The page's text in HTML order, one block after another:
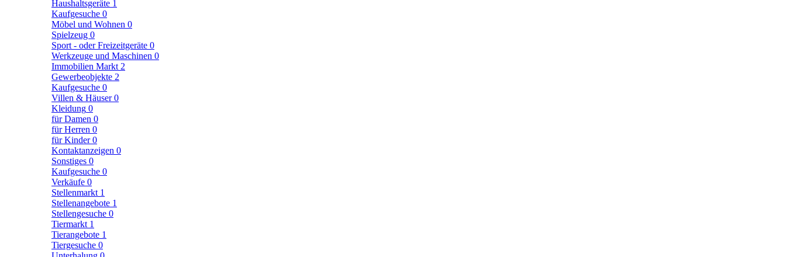
Haushaltsgeräte 1
Kaufgesuche 0
Möbel und Wohnen 0
Spielzeug 0
Sport - oder Freizeitgeräte 0
Werkzeuge und Maschinen 0
Immobilien Markt 2
Gewerbeobjekte 2
Kaufgesuche 0
Villen & Häuser0
Kleidung 0
für Damen 0
für Herren 0
für Kinder0
Kontaktanzeigen 0
Sonstiges 0
Kaufgesuche 0
Verkäufe 0
Stellenmarkt 1
Stellenangebote 1
Stellengesuche 0
Tiermarkt 1
Tierangebote 1
Tiergesuche 0